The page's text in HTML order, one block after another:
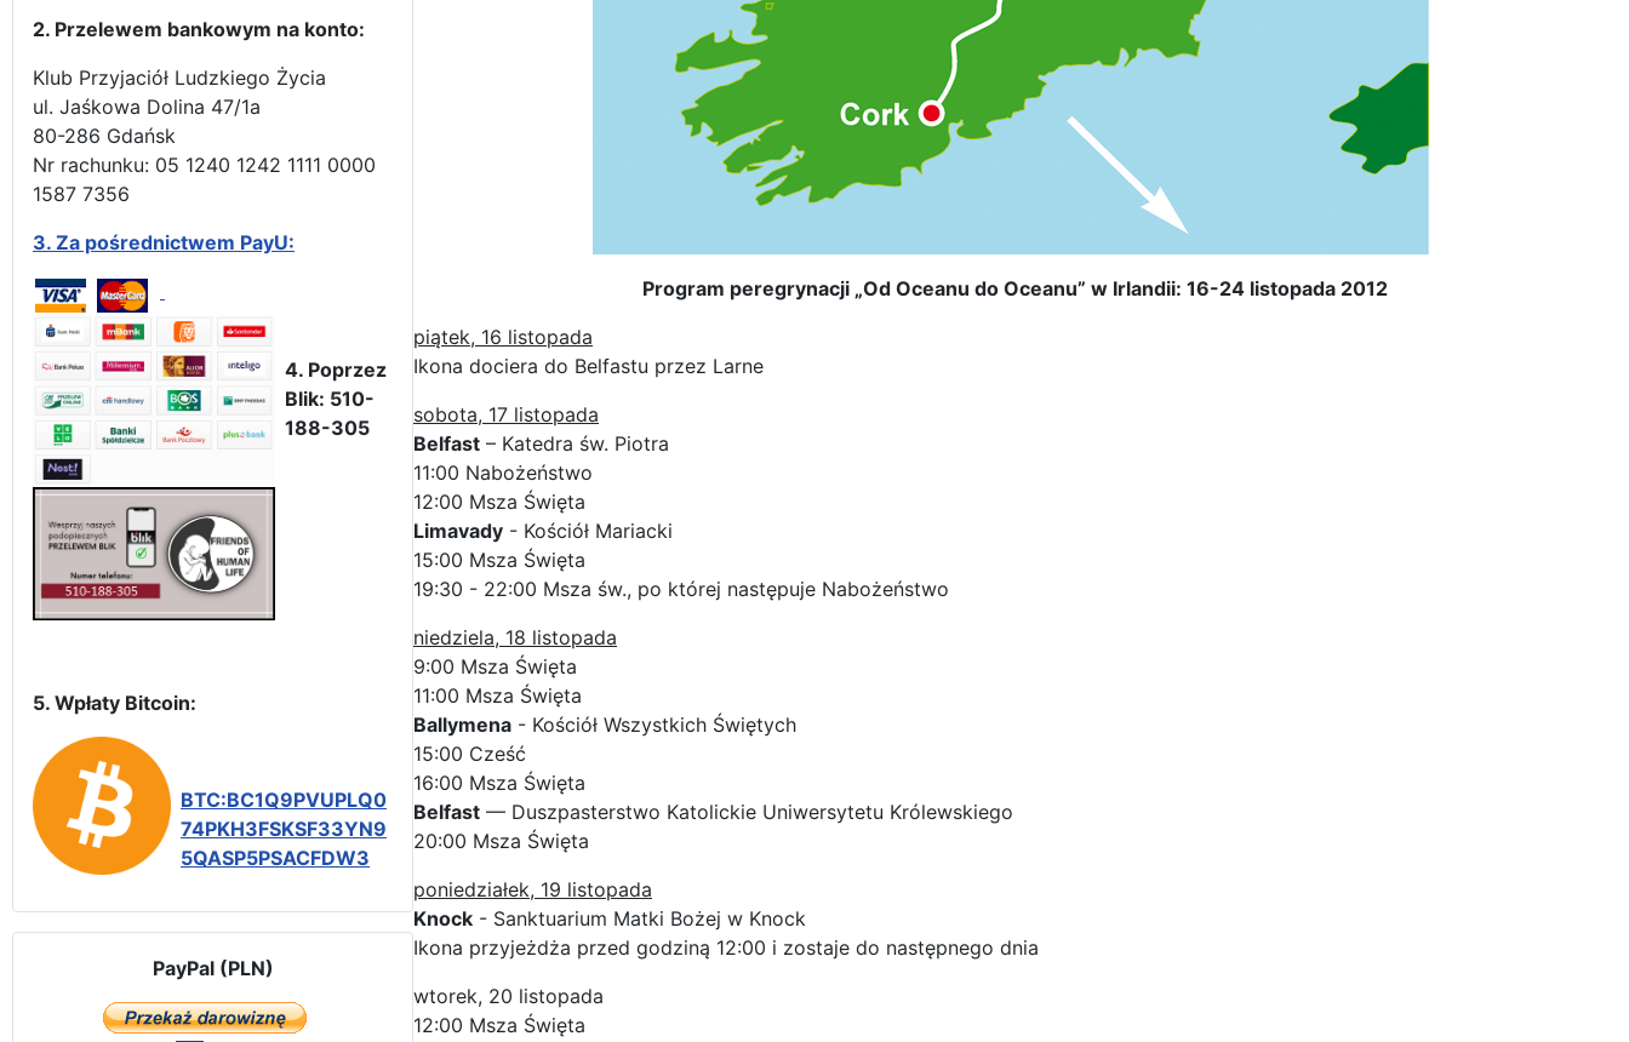
2. Przelewem bankowym na konto:
Klub Przyjaciół Ludzkiego Życia
ul. Jaśkowa Dolina 47/1a
80-286 Gdańsk
Nr rachunku: 05 1240 1242 1111 0000
1587 7356
3. Za pośrednictwem PayU:
4. Poprzez
Blik: 510-
188-305
5. Wpłaty Bitcoin:
BTC:BC1Q9PVUPLQ0
74PKH3FSKSF33YN9
5QASP5PSACFDW3
PayPal (PLN)
Program peregrynacji „Od Oceanu do Oceanu” w Irlandii: 16-24 listopada 2012
piątek, 16 listopada
Ikona dociera do Belfastu przez Larne
sobota, 17 listopada
Belfast – Katedra św. Piotra
11:00 Nabożeństwo
12:00 Msza Święta
Limavady - Kościół Mariacki
15:00 Msza Święta
19:30 - 22:00 Msza św., po której następuje Nabożeństwo
niedziela, 18 listopada
9:00 Msza Święta
11:00 Msza Święta
Ballymena - Kościół Wszystkich Świętych
15:00 Cześć
16:00 Msza Święta
Belfast — Duszpasterstwo Katolickie Uniwersytetu Królewskiego
20:00 Msza Święta
poniedziałek, 19 listopada
Knock - Sanktuarium Matki Bożej w Knock
Ikona przyjeżdża przed godziną 12:00 i zostaje do następnego dnia
wtorek, 20 listopada
12:00 Msza Święta